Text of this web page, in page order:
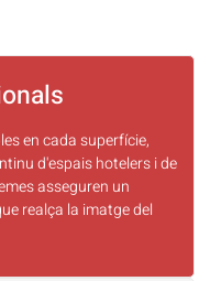
en cada superfície,
d'espais hotelers i de
asseguren un
realça la imatge del